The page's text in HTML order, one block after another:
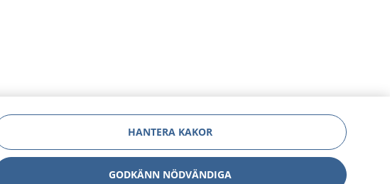
HANTERA KAKOR
GODKÄNN NÖDVÄNDIGA